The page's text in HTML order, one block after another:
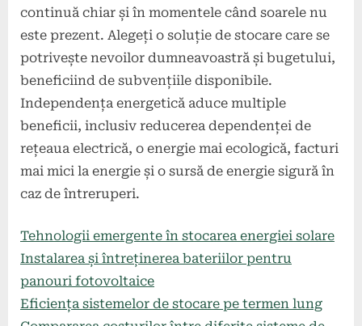
continuă chiar și în momentele când soarele nu
este prezent. Alegeți o soluție de stocare care se
potrivește nevoilor dumneavoastră și bugetului,
beneficiind de subvențiile disponibile.
Independența energetică aduce multiple
beneficii, inclusiv reducerea dependenței de
rețeaua electrică, o energie mai ecologică, facturi
mai mici la energie și o sursă de energie sigură în
caz de întreruperi.
Tehnologii emergente în stocarea energiei solare
Instalarea și întreținerea bateriilor pentru
panouri fotovoltaice
Eficiența sistemelor de stocare pe termen lung